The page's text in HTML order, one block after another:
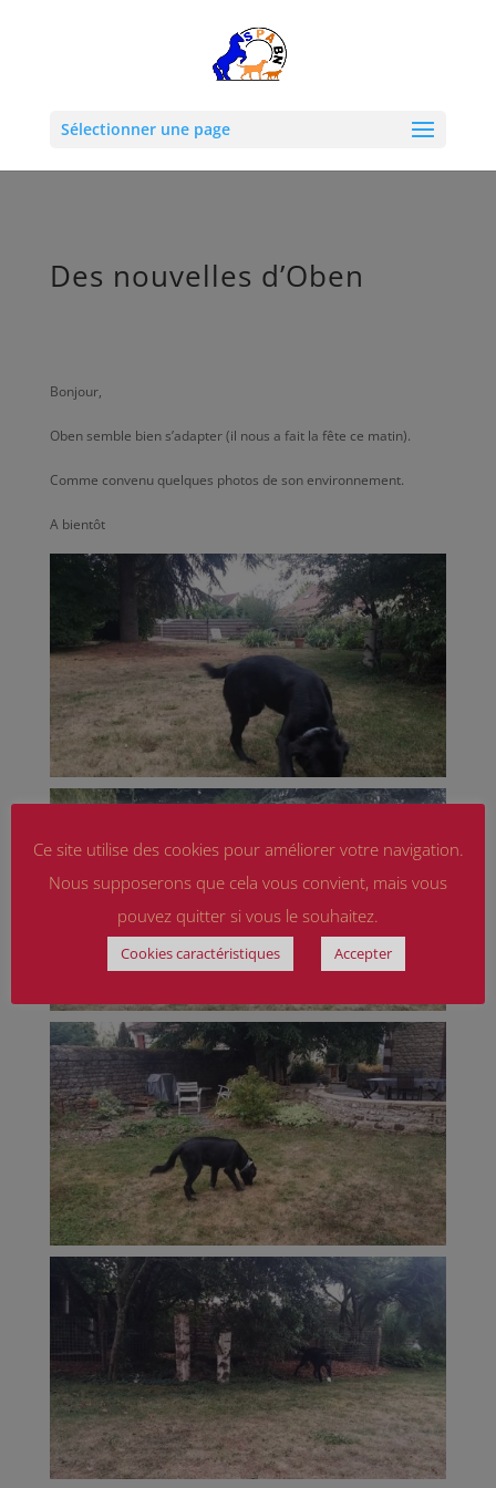
Sélectionner une page
Des nouvelles d’Oben
Bonjour,
Oben semble bien s’adapter (il nous a fait la fête ce matin).
Comme convenu quelques photos de son environnement.
A bientôt
Ce site utilise des cookies pour améliorer votre navigation.
Nous supposerons que cela vous convient, mais vous
pouvez quitter si vous le souhaitez.
Cookies caractéristiques Accepter